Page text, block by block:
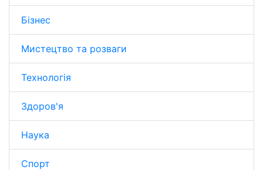
Бізнес
Мистецтво та розваги
Технологія
Здоров'я
Наука
Спорт